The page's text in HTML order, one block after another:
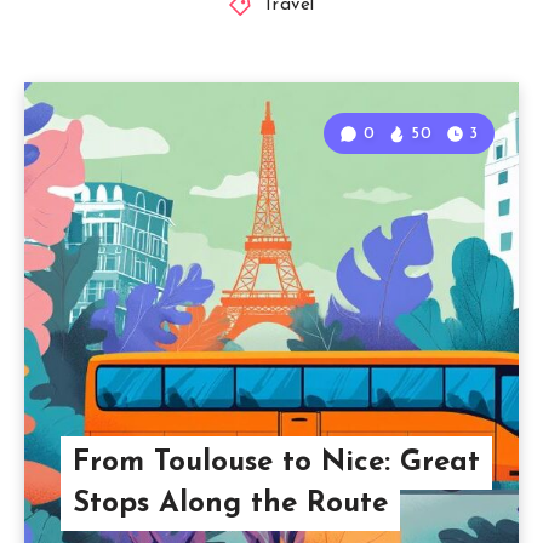
Travel
From Toulouse to Nice: Great
Stops Along the Route
0 50 3